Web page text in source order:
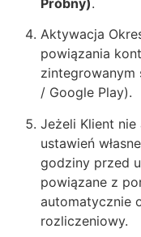
Aktywacja
powiązania
zintegrowanym
/ Google Play).
Jeżeli Klient
ustawień
godziny przed
powiązane z
automatycznie
rozliczeniowy.